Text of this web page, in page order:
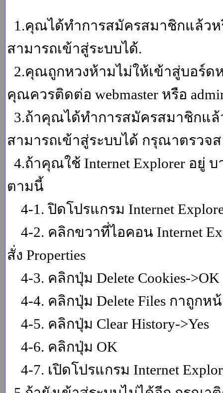
1.คุณได้ทำการสมัครสมาชิกแล้ว
สามารถเข้าสู่ระบบได้.
2.คุณถูกหวงห้ามไม่ให้เข้าสู่บอร์ด
คุณควรติดต่อ webmaster หรือ
3.ถ้าคุณได้ทำการสมัครสมาชิกแ
สามารถเข้าสู่ระบบได้ กรุณาตรวจส
4.ถ้าคุณใช้ Internet Explorer อยู่
ตามนี้
4-1. ปิดโปรแกรม Internet
4-2. คลิกขวาที่ไอคอน Internet
สั่ง Properties
4-3. คลิกปุ่ม Delete Cookies->OK
4-4. คลิกปุ่ม Delete Files กาถูกหน้
4-5. คลิกปุ่ม Clear History->Yes
4-6. คลิกปุ่ม OK
4-7. เปิดโปรแกรม Internet